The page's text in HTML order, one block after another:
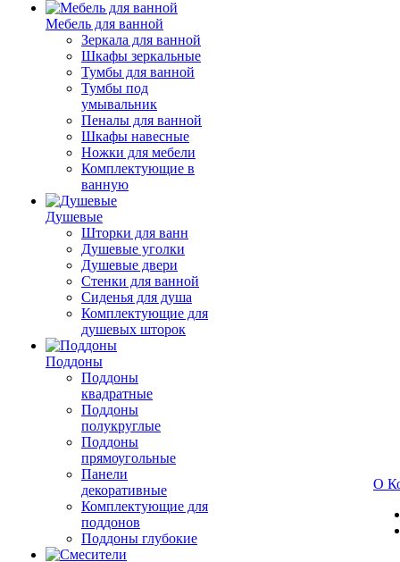
Мебель для ванной
Зеркала для ванной
Шкафы зеркальные
Тумбы для ванной
Тумбы под
умывальник
Пеналы для ванной
Шкафы навесные
Ножки для мебели
Комплектующие в
ванную
Душевые
Шторки для ванн
Душевые уголки
Душевые двери
Стенки для ванной
Сиденья для душа
Комплектующие для
душевых шторок
Поддоны
Поддоны
квадратные
Поддоны
полукруглые
Поддоны
прямоугольные
Панели
декоративные
Комплектующие для
поддонов
Поддоны глубокие
О